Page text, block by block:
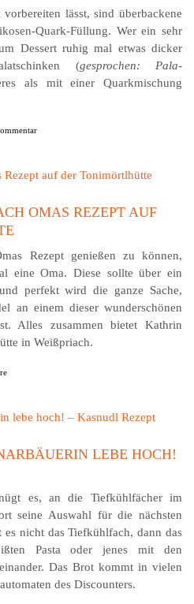
lässt, sind überbackene
Quark-Füllung. Wer ein sehr
Dessert ruhig mal etwas dicker
(gesprochen: Pala-
als mit einer Quarkmischung
OMAS REZEPT AUF
Rezept genießen zu können,
eine Oma. Diese sollte über ein
perfekt wird die ganze Sache,
an einem dieser wunderschönen
Alles zusammen bietet Kathrin
in Weißpriach.
LEBE HOCH!
es, an die Tiefkühlfächer im
seine Auswahl für die nächsten
nicht das Tiefkühlfach, dann das
Pasta oder jenes mit den
Das Brot kommt in vielen
des Discounters.